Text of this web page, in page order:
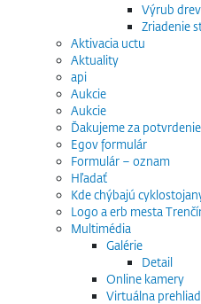
Výrub
Zriadenie
Aktivacia uctu
Aktuality
api
Aukcie
Aukcie
Ďakujeme za
Egov formulár
Formulár – oznam
Hľadať
Kde chýbajú
Logo a erb mesta
Multimédia
Galérie
Detail
Online kamery
Virtuálna